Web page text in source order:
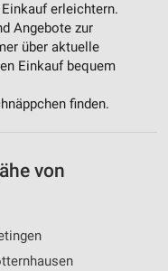
erleichtern.
Angebote zur
über aktuelle
Einkauf bequem
finden.
von